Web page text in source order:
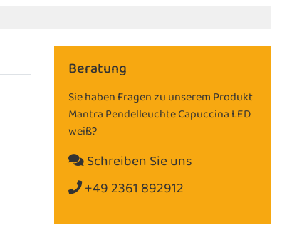
Beratung
Sie haben Fragen zu unserem Produkt
Mantra Pendelleuchte Capuccina LED
weiß?
Schreiben Sie uns
+49 2361 892912